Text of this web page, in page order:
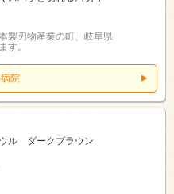
製刃物産業の町、岐阜県
す。
院
ル ダークブラウン